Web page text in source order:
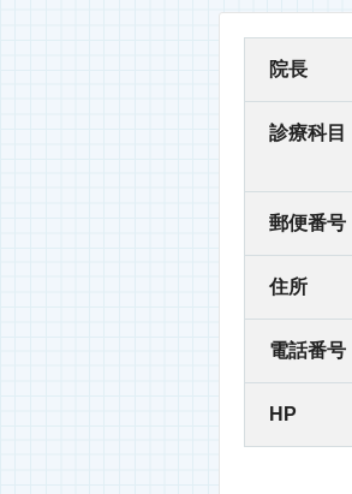
院長
診療科目
郵便番号
住所
電話番号
HP